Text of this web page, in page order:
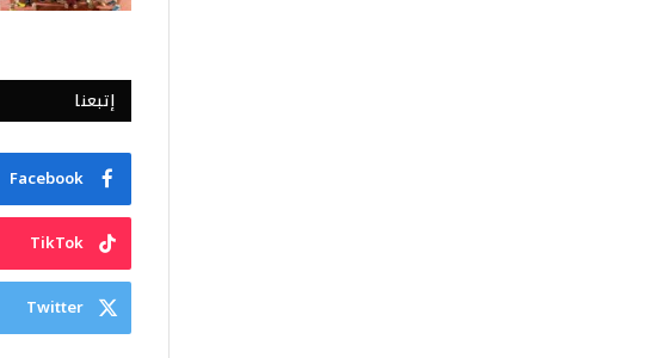
إتبعنا
Facebook
TikTok
Twitter